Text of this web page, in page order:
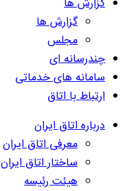
گزارش ها
مجلس
چندرسانه ای
سامانه های خدماتی
ارتباط با اتاق
درباره اتاق ایران
معرفی اتاق ایران
ساختار اتاق ایران
هیئت رئیسه